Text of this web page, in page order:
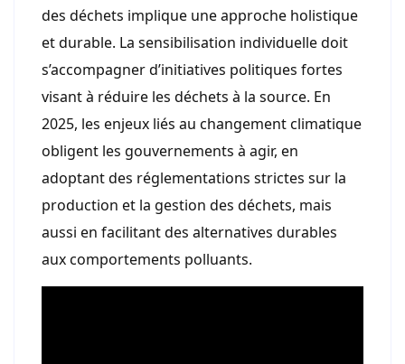
des déchets implique une approche holistique
et durable. La sensibilisation individuelle doit
s’accompagner d’initiatives politiques fortes
visant à réduire les déchets à la source. En
2025, les enjeux liés au changement climatique
obligent les gouvernements à agir, en
adoptant des réglementations strictes sur la
production et la gestion des déchets, mais
aussi en facilitant des alternatives durables
aux comportements polluants.